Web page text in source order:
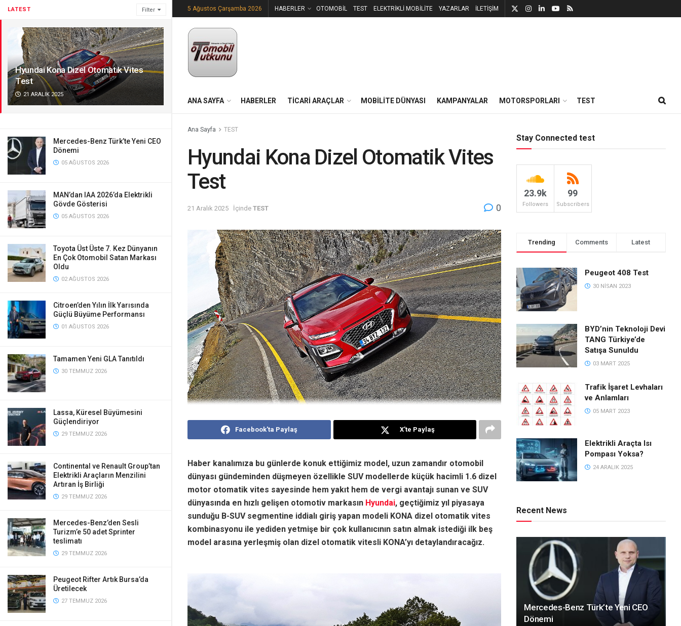
LATEST Filter
Hyundai Kona Dizel Otomatik Vites
Test
21 ARALIK 2025
Mercedes-Benz Türk’te Yeni CEO
Dönemi
05 AĞUSTOS 2026
MAN’dan IAA 2026’da Elektrikli
Gövde Gösterisi
05 AĞUSTOS 2026
Toyota Üst Üste 7. Kez Dünyanın
En Çok Otomobil Satan Markası
Oldu
02 AĞUSTOS 2026
Citroen’den Yılın İlk Yarısında
Güçlü Büyüme Performansı
01 AĞUSTOS 2026
Tamamen Yeni GLA Tanıtıldı
30 TEMMUZ 2026
Lassa, Küresel Büyümesini
Güçlendiriyor
29 TEMMUZ 2026
Continental ve Renault Group’tan
Elektrikli Araçların Menzilini
Artıran İş Birliği
29 TEMMUZ 2026
Mercedes-Benz’den Sesli
Turizm’e 50 adet Sprinter
teslimatı
29 TEMMUZ 2026
Peugeot Rifter Artık Bursa’da
Üretilecek
27 TEMMUZ 2026
5 Ağustos Çarşamba 2026 HABERLER OTOMOBİL TEST ELEKTRİKLİ MOBİLİTE YAZARLAR İLETİŞİM
ANA SAYFA HABERLER TİCARİ ARAÇLAR MOBİLİTE DÜNYASI KAMPANYALAR MOTORSPORLARI TEST
Ana Sayfa TEST
Hyundai Kona Dizel Otomatik Vites
Test
21 Aralık 2025 İçinde TEST 0
Facebook'ta Paylaş X'te Paylaş
Haber kanalımıza bu günlerde konuk ettiğimiz model, uzun zamandır otomobil
dünyası gündeminden düşmeyen özellikle SUV modellerde küçük hacimli 1.6 dizel
motor otomatik vites sayesinde hem yakıt hem de vergi avantajı sunan ve SUV
dünyasında en hızlı gelişen otomotiv markasın Hyundai, geçtiğimiz yıl piyasaya
sunduğu B-SUV segmentine iddialı giriş yapan modeli KONA dizel otomatik vites
kombinasyonu ile yediden yetmişe bir çok kullanıcının satın almak istediği ilk beş
model arasına yerleşmiş olan dizel otomatik vitesli KONA’yı detaylandıracağız.
Stay Connected test
23.9k
Followers
99
Subscribers
Trending Comments Latest
Peugeot 408 Test
30 NISAN 2023
BYD’nin Teknoloji Devi
TANG Türkiye’de
Satışa Sunuldu
03 MART 2025
Trafik İşaret Levhaları
ve Anlamları
05 MART 2023
Elektrikli Araçta Isı
Pompası Yoksa?
24 ARALIK 2025
Recent News
Mercedes-Benz Türk’te Yeni CEO
Dönemi